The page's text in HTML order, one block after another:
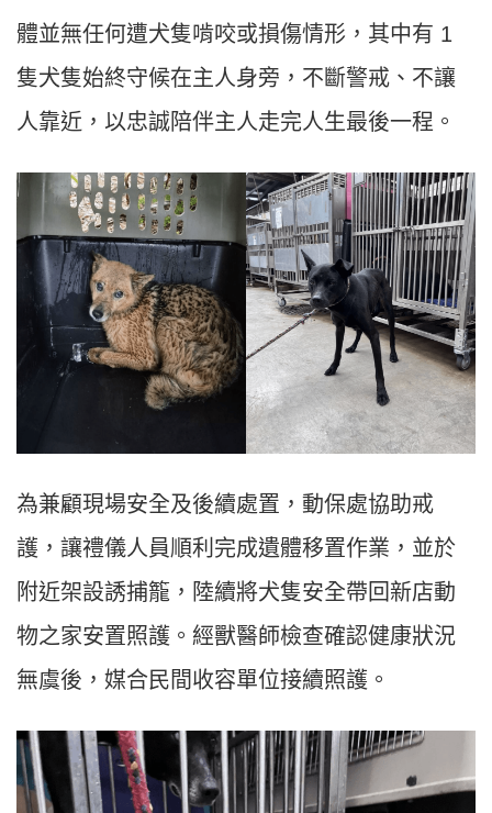
體並無任何遭犬隻啃咬或損傷情形，其中有 1
隻犬隻始終守候在主人身旁，不斷警戒、不讓
人靠近，以忠誠陪伴主人走完人生最後一程。
為兼顧現場安全及後續處置，動保處協助戒
護，讓禮儀人員順利完成遺體移置作業，並於
附近架設誘捕籠，陸續將犬隻安全帶回新店動
物之家安置照護。經獸醫師檢查確認健康狀況
無虞後，媒合民間收容單位接續照護。